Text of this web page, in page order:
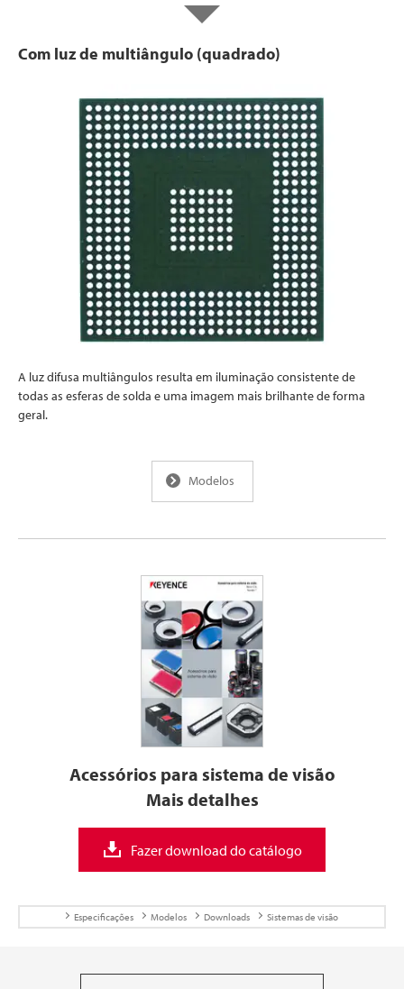
Modelos
Com luz de multiângulo (quadrado)
A luz difusa multiângulos resulta em iluminação consistente de
todas as esferas de solda e uma imagem mais brilhante de forma
geral.
Acessórios para sistema de visão
Mais detalhes
Fazer download do catálogo
Especificações Modelos Downloads Sistemas de visão